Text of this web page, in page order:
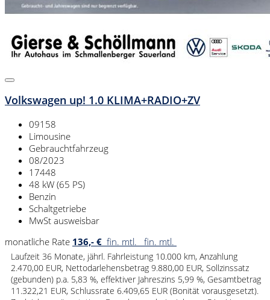
Volkswagen up! 1.0 KLIMA+RADIO+ZV
09158
Limousine
Gebrauchtfahrzeug
08/2023
17448
48 kW (65 PS)
Benzin
Schaltgetriebe
MwSt ausweisbar
monatliche Rate 136,- € fin. mtl. fin. mtl.
Laufzeit 36 Monate, jährl. Fahrleistung 10.000 km, Anzahlung
2.470,00 EUR, Nettodarlehensbetrag 9.880,00 EUR, Sollzinssatz
(gebunden) p.a. 5,83 %, effektiver Jahreszins 5,99 %, Gesamtbetrag
11.322,21 EUR, Schlussrate 6.409,65 EUR (Bonität vorausgesetzt).